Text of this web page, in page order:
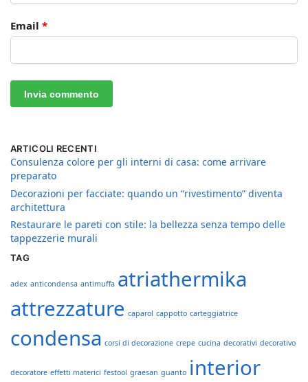
Email *
ARTICOLI RECENTI
Consulenza colore per gli interni di casa: come arrivare
preparato
Decorazioni per facciate: quando un “rivestimento” diventa
architettura
Restaurare le pareti con stile: la bellezza senza tempo delle
tappezzerie murali
TAG
adex anticondensa antimuffa atriathermika
attrezzature caparol cappotto carteggiatrice
condensa corsi di decorazione crepe cucina decorativi decorativo
decoratore effetti materici festool graesan guanto interior